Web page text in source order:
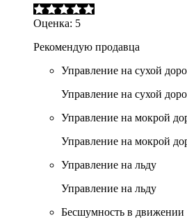
Оценка: 5
Рекомендую продавца
Управление на сухой
Управление на сухой
Управление на мокрой
Управление на мокрой
Управление на льду
Управление на льду
Бесшумность в движении